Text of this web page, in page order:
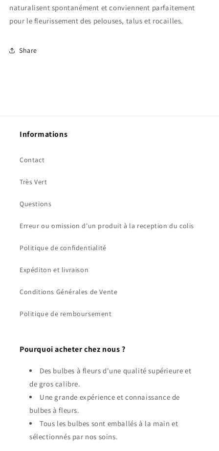
naturalisent spontanément et conviennent parfaitement
pour le fleurissement des pelouses, talus et rocailles.
Share
Informations
Contact
Très Vert
Questions
Erreur ou omission d'un produit à la reception du colis
Politique de confidentialité
Expéditon et livraison
Conditions Générales de Vente
Politique de remboursement
Pourquoi acheter chez nous ?
Des bulbes à fleurs d'une qualité supérieure et
de gros calibre.
Une grande expérience et connaissance de
bulbes à fleurs.
Tous les bulbes sont emballés à la main et
sélectionnés par nos soins.